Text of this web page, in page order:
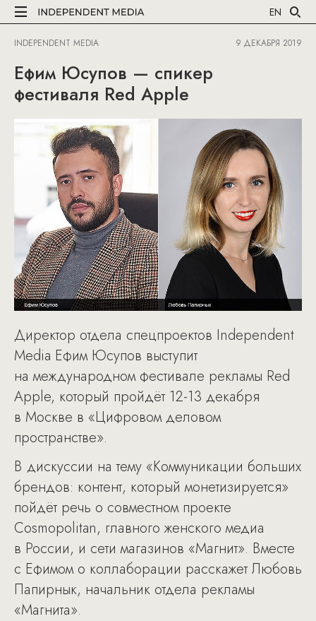
EN
INDEPENDENT MEDIA 9 ДЕКАБРЯ 2019
Ефим Юсупов — спикер
фестиваля Red Apple
Директор отдела спецпроектов Independent
Media Ефим Юсупов выступит
на международном фестивале рекламы Red
Apple, который пройдёт 12-13 декабря
в Москве в «Цифровом деловом
пространстве».
В дискуссии на тему «Коммуникации больших
брендов: контент, который монетизируется»
пойдёт речь о совместном проекте
Cosmopolitan, главного женского медиа
в России, и сети магазинов «Магнит». Вместе
с Ефимом о коллаборации расскажет Любовь
Папирнык, начальник отдела рекламы
«Магнита».